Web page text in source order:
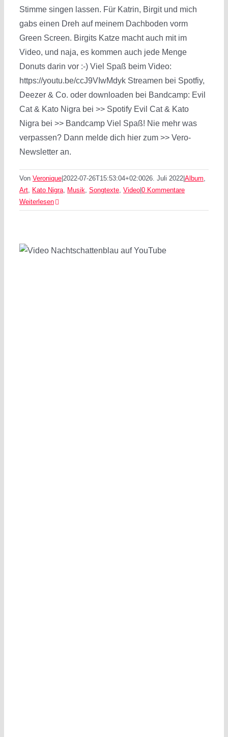
Stimme singen lassen. Für Katrin, Birgit und mich
gabs einen Dreh auf meinem Dachboden vorm
Green Screen. Birgits Katze macht auch mit im
Video, und naja, es kommen auch jede Menge
Donuts darin vor :-) Viel Spaß beim Video:
https://youtu.be/ccJ9VIwMdyk Streamen bei Spotfiy,
Deezer & Co. oder downloaden bei Bandcamp: Evil
Cat & Kato Nigra bei >> Spotify Evil Cat & Kato
Nigra bei >> Bandcamp Viel Spaß! Nie mehr was
verpassen? Dann melde dich hier zum >> Vero-
Newsletter an.
Von Veronique 2022-07-26T15:53:04+02:0026. Juli 2022 Album,
Art, Kato Nigra, Musik, Songtexte, Video 0 Kommentare
Weiterlesen